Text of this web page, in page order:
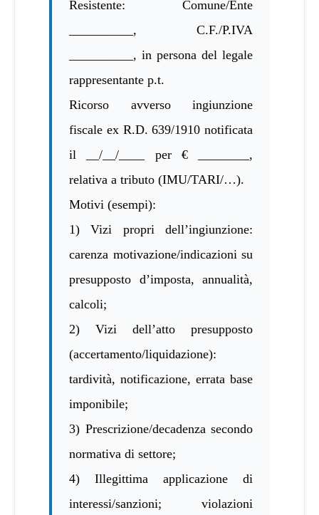
Resistente: Comune/Ente
__________, C.F./P.IVA
__________, in persona del legale
rappresentante p.t.
Ricorso avverso ingiunzione
fiscale ex R.D. 639/1910 notificata
il __/__/____ per € ________,
relativa a tributo (IMU/TARI/…).
Motivi (esempi):
1) Vizi propri dell’ingiunzione:
carenza motivazione/indicazioni su
presupposto d’imposta, annualità,
calcoli;
2) Vizi dell’atto presupposto
(accertamento/liquidazione):
tardività, notificazione, errata base
imponibile;
3) Prescrizione/decadenza secondo
normativa di settore;
4) Illegittima applicazione di
interessi/sanzioni; violazioni